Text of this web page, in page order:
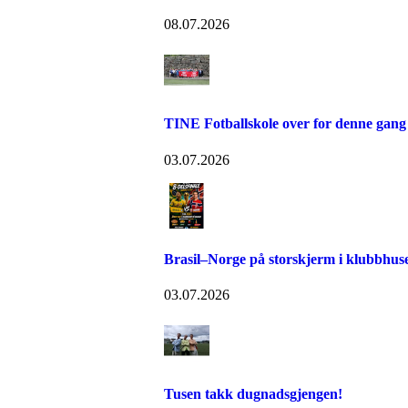
08.07.2026
TINE Fotballskole over for denne gang
03.07.2026
Brasil–Norge på storskjerm i
03.07.2026
Tusen takk dugnadsgjengen!